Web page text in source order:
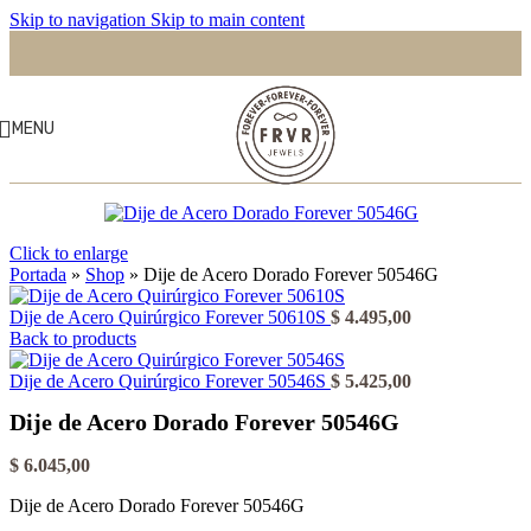
Skip to navigation Skip to main content
MENU
Click to enlarge
Portada » Shop » Dije de Acero Dorado Forever 50546G
Dije de Acero Quirúrgico Forever 50610S $ 4.495,00
Back to products
Dije de Acero Quirúrgico Forever 50546S $ 5.425,00
Dije de Acero Dorado Forever 50546G
$ 6.045,00
Dije de Acero Dorado Forever 50546G